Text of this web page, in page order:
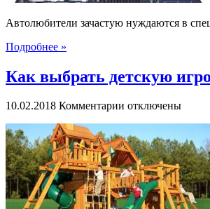
Автолюбители зачастую нуждаются в
Подробнее »
Как выбрать детскую
10.02.2018 Комментарии к
выбрать
детскую
игровую
площадку
отключены